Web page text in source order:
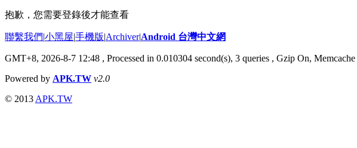
抱歉，您需要登錄後才能查看
聯繫我們|小黑屋|手機版|Archiver|Android 台灣中文網
GMT+8, 2026-8-7 12:48 , Processed in 0.010304 second(s), 3 queries , Gzip On,
Powered by APK.TW v2.0
© 2013 APK.TW